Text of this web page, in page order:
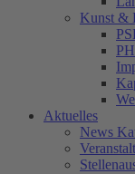
Kunst &
Aktuelles
News